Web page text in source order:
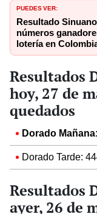
PUEDES VER:
Resultado
números
lotería en
Resultados
hoy, 27 de
quedados
Dorado Mañana:
Dorado Tarde:
Resultados
ayer, 26 de